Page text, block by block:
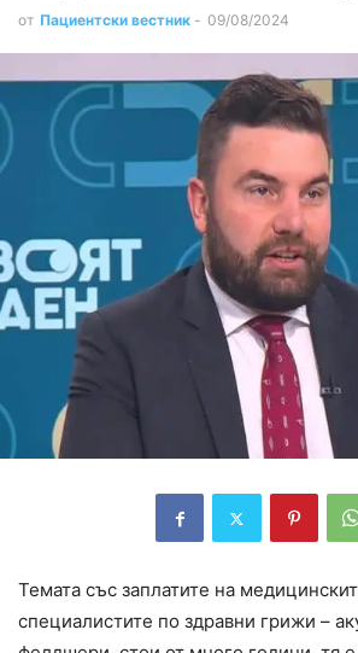
от Пациентски вестник - 09/08/2024
Темата със заплатите на
специалистите по здравни грижи –